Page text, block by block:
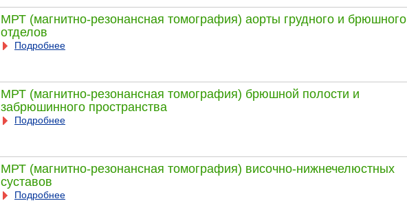
МРТ (магнитно-резонансная томография) аорты грудного и брюшного
отделов
Подробнее
МРТ (магнитно-резонансная томография) брюшной полости и
забрюшинного пространства
Подробнее
МРТ (магнитно-резонансная томография) височно-нижнечелюстных
суставов
Подробнее